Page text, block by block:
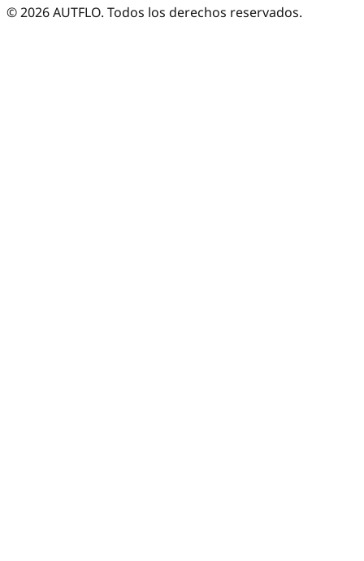
©2026AUTFLO. Todos los derechos reservados.